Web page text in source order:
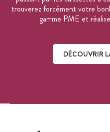
trouverez forcément votre
gamme PME et
DÉCOUVRIR